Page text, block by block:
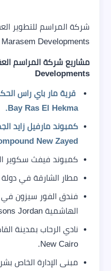
شركة المراسم للتطوير
Developments
Developments
Bay Ras El Hekma.
New Zayed.
كمبوند فيفث سكوير
مطار الشارقة في دولة
فندق الفور سيزون في
الهاشمية Four Seasons Jordan.
New Cairo.